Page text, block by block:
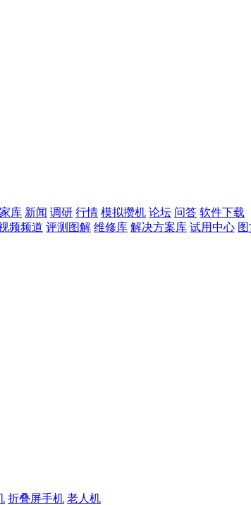
库 新闻 调研 行情 模拟攒机 论坛 问答 软件下载
频频道 评测图解 维修库 解决方案库 试用中心
折叠屏手机 老人机